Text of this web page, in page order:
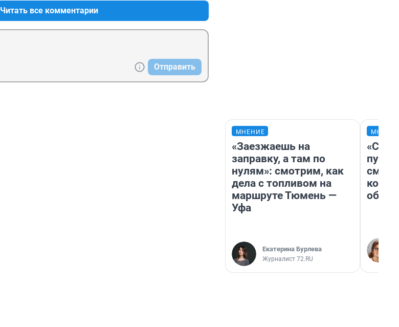
Читать все комментарии
Отправить
МНЕНИЕ
«Заезжаешь на
заправку, а там по
нулям»: смотрим, как
дела с топливом на
маршруте Тюмень —
Уфа
Екатерина Бурлева
Журналист 72.RU